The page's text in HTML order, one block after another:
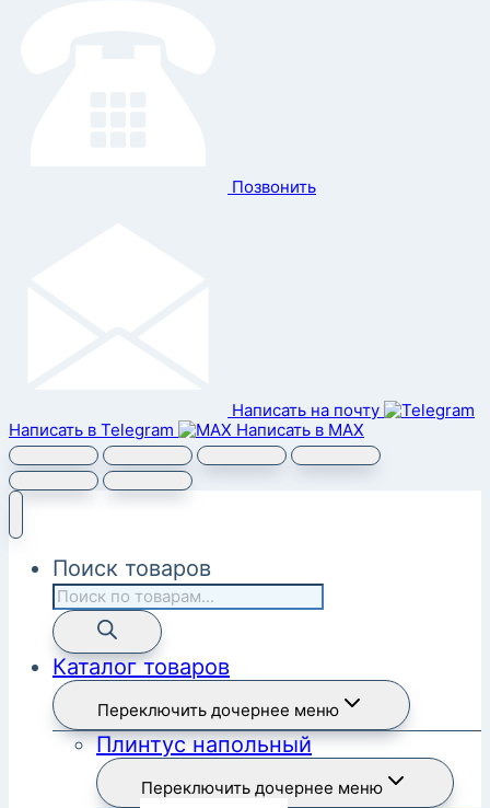
Позвонить
Написать на почту
Написать в Telegram
Написать в MAX
Поиск товаров
Каталог товаров
Переключить дочернее меню
Плинтус напольный
Переключить дочернее меню